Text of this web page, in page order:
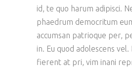
id, te quo harum adipisci.
phaedrum democritum
accumsan patrioque per,
in. Eu quod adolescens
fierent at pri, vim inani